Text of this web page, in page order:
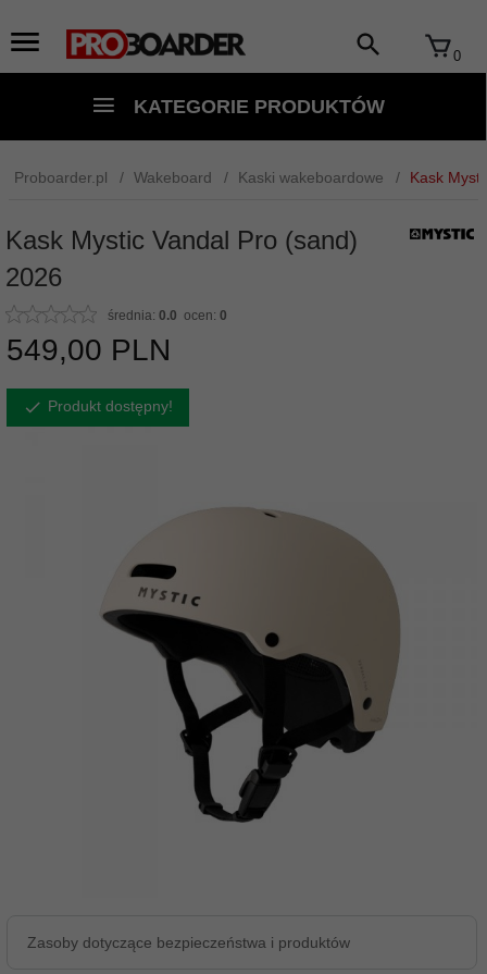
0
KATEGORIE PRODUKTÓW
Proboarder.pl Wakeboard Kaski wakeboardowe Kask
Kask Mystic Vandal Pro (sand)
2026
średnia: 0.0 ocen: 0
549,00 PLN
Produkt dostępny!
Zasoby dotyczące bezpieczeństwa i produktów